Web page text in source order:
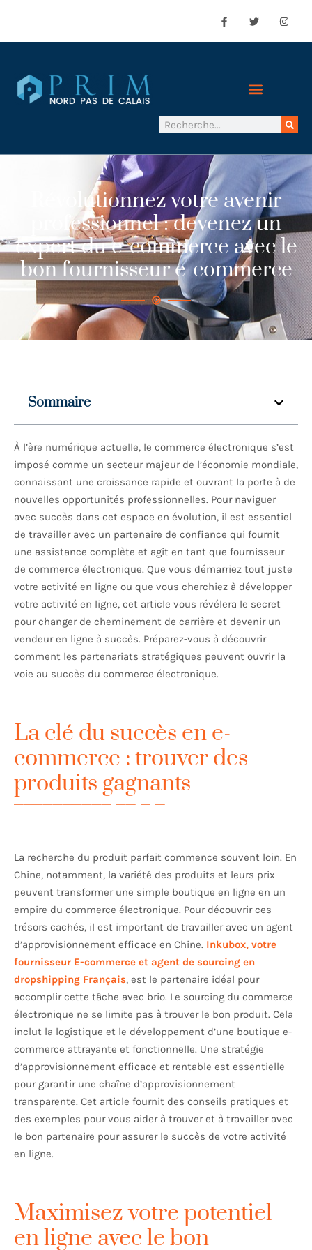
Révolutionnez votre avenir
professionnel : devenez un
expert du e-commerce avec le
bon fournisseur e-commerce
Sommaire
À l’ère numérique actuelle, le commerce électronique s’est
imposé comme un secteur majeur de l’économie mondiale,
connaissant une croissance rapide et ouvrant la porte à de
nouvelles opportunités professionnelles. Pour naviguer
avec succès dans cet espace en évolution, il est essentiel
de travailler avec un partenaire de confiance qui fournit
une assistance complète et agit en tant que fournisseur
de commerce électronique. Que vous démarriez tout juste
votre activité en ligne ou que vous cherchiez à développer
votre activité en ligne, cet article vous révélera le secret
pour changer de cheminement de carrière et devenir un
vendeur en ligne à succès. Préparez-vous à découvrir
comment les partenariats stratégiques peuvent ouvrir la
voie au succès du commerce électronique.
La clé du succès en e-
commerce : trouver des
produits gagnants
La recherche du produit parfait commence souvent loin. En
Chine, notamment, la variété des produits et leurs prix
peuvent transformer une simple boutique en ligne en un
empire du commerce électronique. Pour découvrir ces
trésors cachés, il est important de travailler avec un agent
d’approvisionnement efficace en Chine. Inkubox, votre
fournisseur E-commerce et agent de sourcing en
dropshipping Français, est le partenaire idéal pour
accomplir cette tâche avec brio. Le sourcing du commerce
électronique ne se limite pas à trouver le bon produit. Cela
inclut la logistique et le développement d’une boutique e-
commerce attrayante et fonctionnelle. Une stratégie
d’approvisionnement efficace et rentable est essentielle
pour garantir une chaîne d’approvisionnement
transparente. Cet article fournit des conseils pratiques et
des exemples pour vous aider à trouver et à travailler avec
le bon partenaire pour assurer le succès de votre activité
en ligne.
Maximisez votre potentiel
en ligne avec le bon